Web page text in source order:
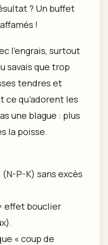
? Un buffet
!
l’engrais, surtout
savais que trop
tendres et
ce qu’adorent les
une blague : plus
la poisse.
P-K) sans excès
effet bouclier
« coup de